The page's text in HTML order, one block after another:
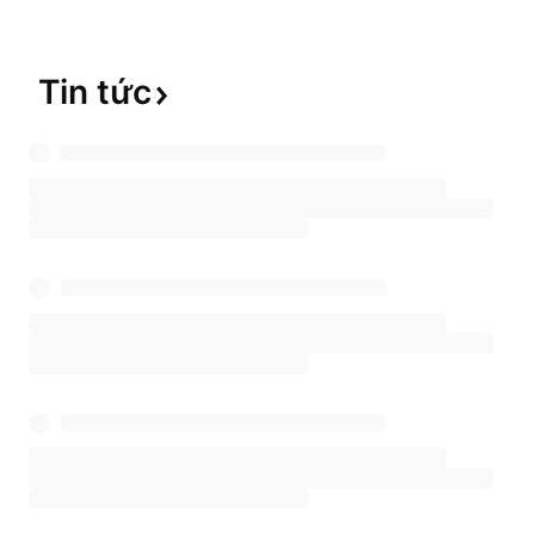
trên bảng tuần hoàn các nguyên tố, và giá bên
bằng Đô la Mỹ, là thước đo phổ biến để đo lường
Tin tức